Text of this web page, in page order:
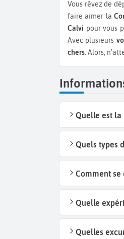
Vous rêvez de
faire aimer la
Calvi pour vous
Avec plusieurs
chers . Alors,
Quelle est la
Quels types
Comment se
Quelle
Quelles